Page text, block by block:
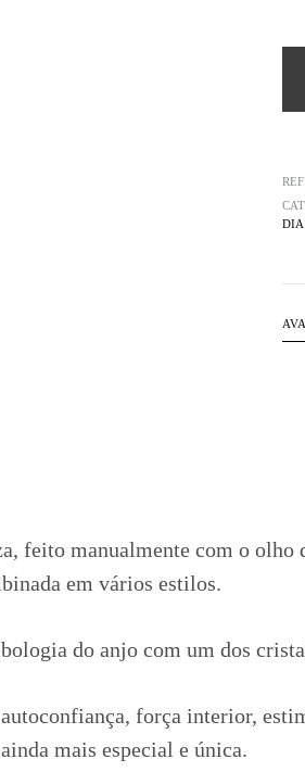
REF
DIA
feito manualmente com o
em vários estilos.
do anjo com um dos
força interior,
mais especial e única.